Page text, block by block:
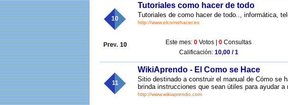
10
10
Tutoriales como hacer de todo
Tutoriales de como hacer de todo.., informática,
http://www.elcomohacer.es
Este mes: 0 Votos | 0 Consultas
Calificación: 10,00 / 1
11
WikiAprendo - El Como se Hace
Sitio destinado a construir el manual de Cómo se
brinda instrucciones que sean útiles para ayudar
http://www.wikiaprendo.com